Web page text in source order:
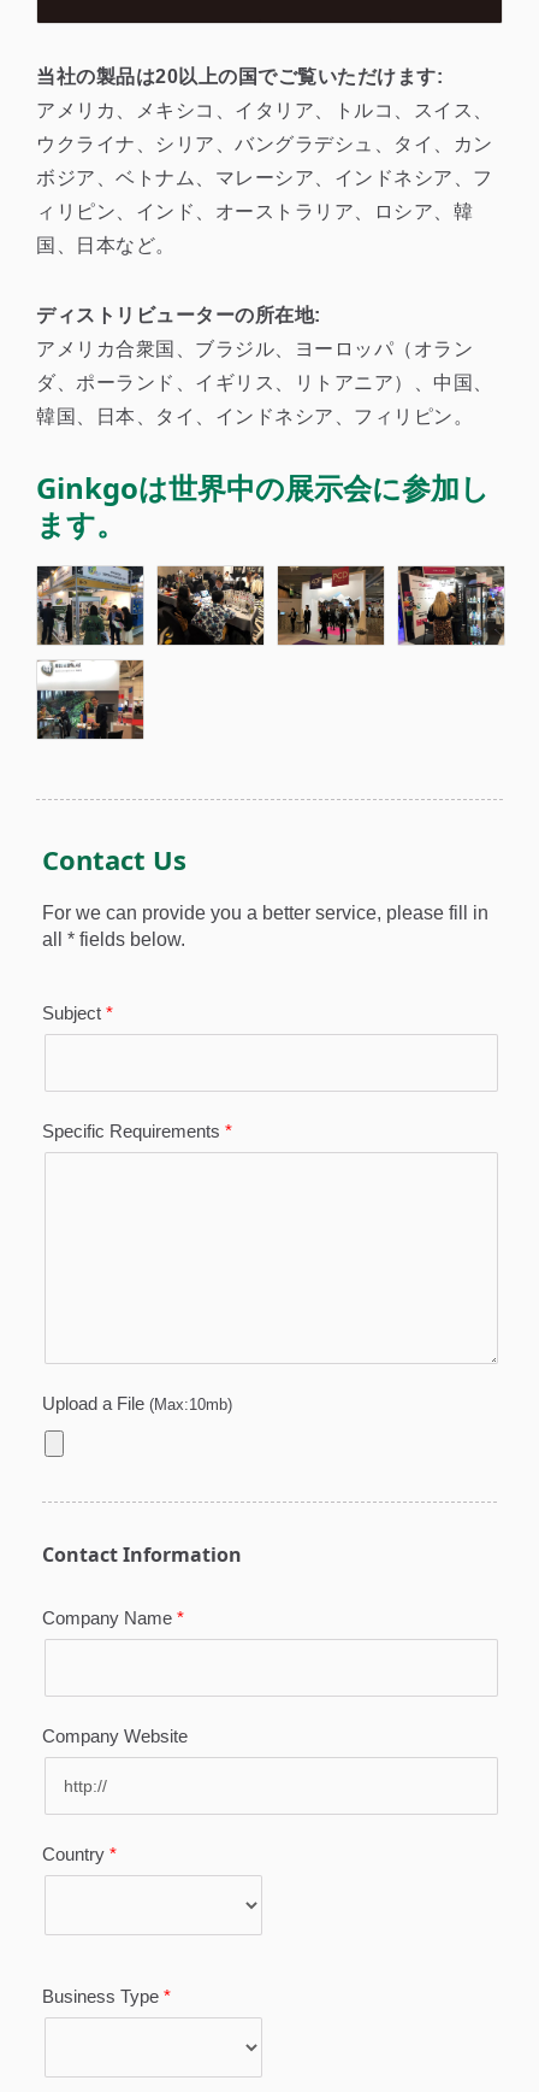
当社の製品は20以上の国でご覧いただけます:
アメリカ、メキシコ、イタリア、トルコ、スイス、
ウクライナ、シリア、バングラデシュ、タイ、カン
ボジア、ベトナム、マレーシア、インドネシア、フ
ィリピン、インド、オーストラリア、ロシア、韓
国、日本など。
ディストリビューターの所在地:
アメリカ合衆国、ブラジル、ヨーロッパ（オラン
ダ、ポーランド、イギリス、リトアニア）、中国、
韓国、日本、タイ、インドネシア、フィリピン。
Ginkgoは世界中の展示会に参加し
ます。